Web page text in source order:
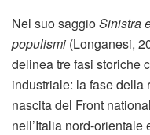
Nel suo saggioSinistra
populismi (Longanesi,
delinea tre fasi storiche
industriale: la fase della
nascita del Front
nell’Italia nord-